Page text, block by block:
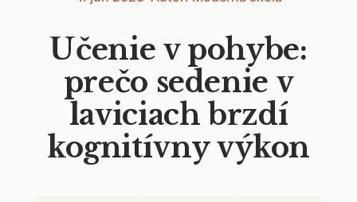
Učenie v pohybe:
prečo sedenie v
laviciach brzdí
kognitívny výkon